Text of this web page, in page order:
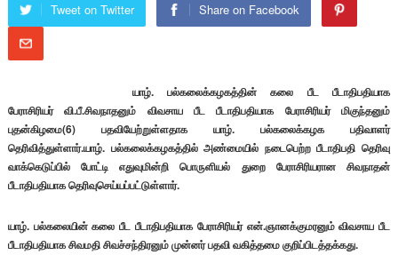
Tweet on Twitter Share on Facebook
யாழ். பல்கலைக்கழகத்தின் கலை பீட பீடாதிபதியாக
பேராசிரியர் வி.பீ.சிவநாதனும் விவசாய பீட பீடாதிபதியாக பேராசிரியர் மிகுந்தனும்
புதன்கிழமை(6) பதவியேற்றுள்ளதாக யாழ். பல்கலைக்கழக பதிவாளர்
தெரிவித்துள்ளார்.யாழ். பல்கலைக்கழகத்தில் அண்மையில் நடைபெற்ற பீடாதிபதி தெரிவு
வாக்கெடுப்பில் போட்டி எதுவுமின்றி பொருளியல் துறை பேராசிரியரான சிவநாதன்
பீடாதிபதியாக தெரிவுசெய்யப்பட்டுள்ளார்.
யாழ். பல்கலையின் கலை பீட பீடாதிபதியாக பேராசிரியர் என்.ஞானக்குமரனும் விவசாய பீட
பீடாதிபதியாக சிவமதி சிவச்சந்திரனும் முன்னர் பதவி வகித்தமை குறிப்பிடத்தக்கது.